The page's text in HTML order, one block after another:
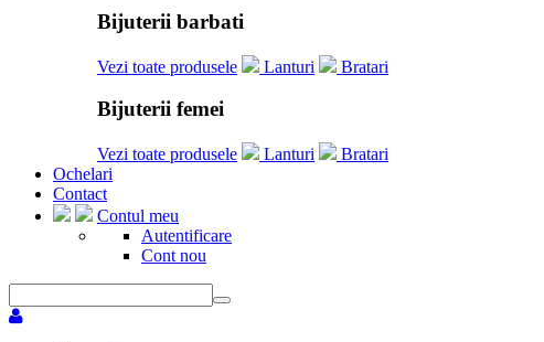
Bijuterii barbati
Vezi toate produsele Lanturi Bratari
Bijuterii femei
Vezi toate produsele Lanturi
Bratari
Ochelari
Contact
Contul meu
Autentificare
Cont nou